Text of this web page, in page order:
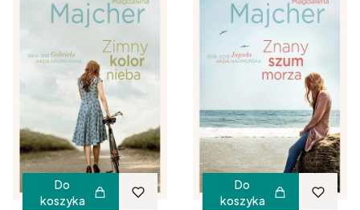
Do
koszyka
Do
koszyka